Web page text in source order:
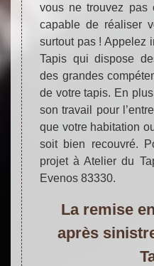
vous ne trouvez pas
capable de réaliser
surtout pas ! Appelez
Tapis qui dispose
des grandes
de votre tapis. En
son travail pour
que votre habitation
soit bien recouvré.
projet à Atelier du
Evenos 83330.
La remise
après